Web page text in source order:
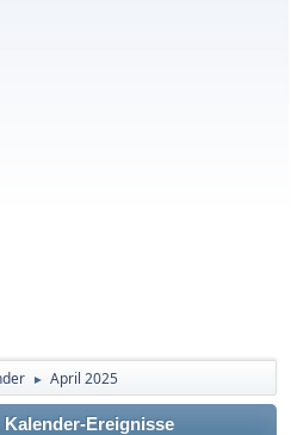
► April 2025
Kalender-Ereignisse